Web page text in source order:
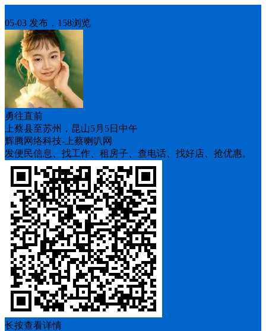
05-03 发布，158浏览
勇往直前
上蔡县至苏州，昆山5月5日中午
辉腾网络科技-上蔡喇叭网
发便民信息、找工作、租房子、查电话、找好店、抢优惠。
长按查看详情